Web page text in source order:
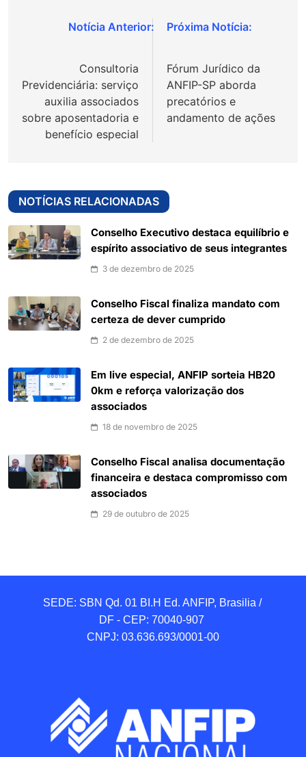
Navegação
Post
Consultoria
Previdenciária: serviço
auxilia associados
sobre aposentadoria e
benefício especial
Fórum Jurídico da
ANFIP-SP aborda
precatórios e
andamento de ações
NOTÍCIAS RELACIONADAS
Conselho Executivo destaca equilíbrio e
espírito associativo de seus integrantes
3 de dezembro de 2025
Conselho Fiscal finaliza mandato com
certeza de dever cumprido
2 de dezembro de 2025
Em live especial, ANFIP sorteia HB20
0km e reforça valorização dos
associados
18 de novembro de 2025
Conselho Fiscal analisa documentação
financeira e destaca compromisso com
associados
29 de outubro de 2025
SEDE: SBN Qd. 01 BI.H Ed. ANFIP, Brasilia /
DF - CEP: 70040-907
CNPJ: 03.636.693/0001-00